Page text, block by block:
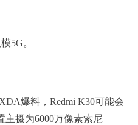
5G。
爆料，Redmi K30可能会
主摄为6000万像素索尼